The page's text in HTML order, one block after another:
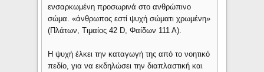
ενσαρκωμένη προσωρινά στο ανθρώπινο
σώμα. «άνθρωπος εστί ψυχή σώματι χρωμένη»
(Πλάτων, Τιμαίος 42 D, Φαίδων 111 Α).
Η ψυχή έλκει την καταγωγή της από το νοητικό
πεδίο, για να εκδηλώσει την διαπλαστική και